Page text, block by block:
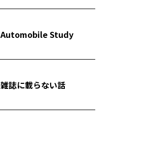
Automobile Study
雑誌に載らない話